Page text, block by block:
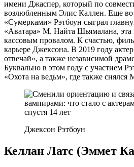
имени Джаспер, который по
возлюбленным Элис Каллен. Еще во
«Сумерками» Рэтбоун сыграл
«Аватара» М. Найта Шьямалана, эта
кассовым провалом. К счастью,
карьере Джексона. В 2019 году
отвечай», а также независимой
Буквально в этом году с участием
«Охота на ведьм», где также снялся
Джексон Рэтбоун
Келлан Латс (Эммет